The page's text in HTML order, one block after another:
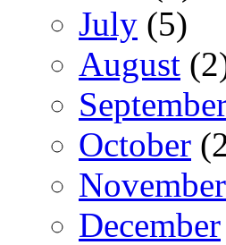
July (5)
August
October
November
December